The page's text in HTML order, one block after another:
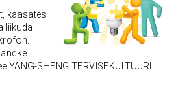
kaasates
liikuda
SHENG TERVISEKULTUURI